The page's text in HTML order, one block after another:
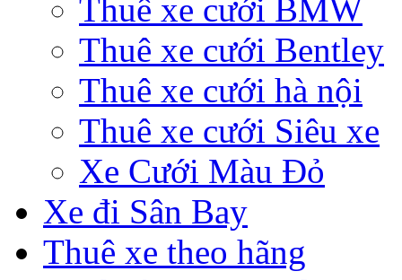
Thuê xe cưới BMW
Thuê xe cưới Bentley
Thuê xe cưới hà nội
Thuê xe cưới Siêu xe
Xe Cưới Màu Đỏ
Xe đi Sân Bay
Thuê xe theo hãng